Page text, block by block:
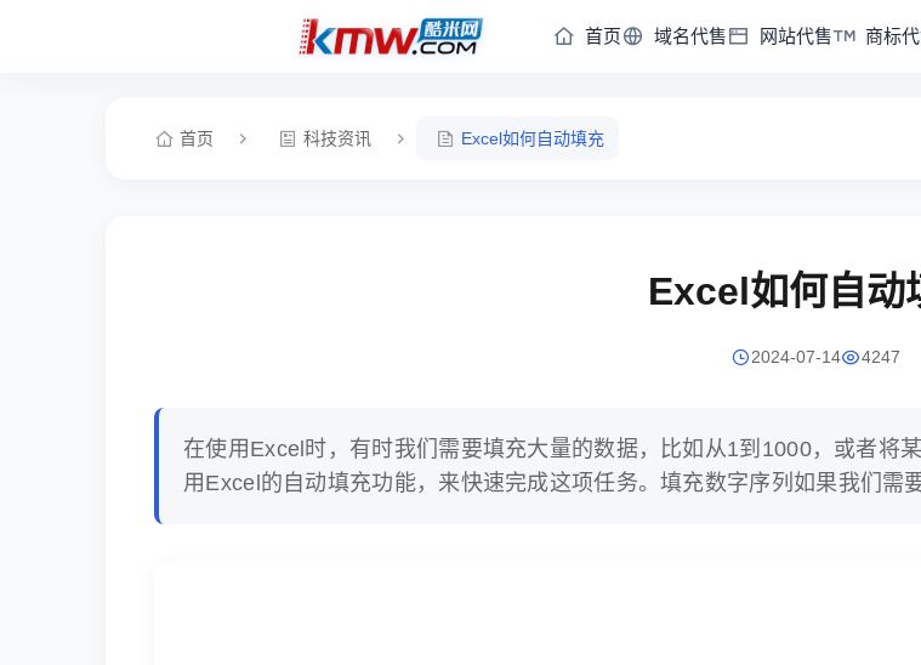
首页 域名代售 网站代售 商标
首页 科技资讯 Excel如何自动填充
Excel如何自动
2024-07-14 4247
在使用Excel时，有时我们需要填充大量的数据，比如从1到1000，或者将
用Excel的自动填充功能，来快速完成这项任务。填充数字序列如果我们需